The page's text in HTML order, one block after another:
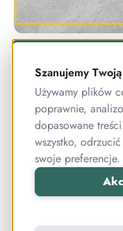
Publigo
Obsługa
Publigo jest już
platforma
sprzedażowy!
NOWOŚCI
Szanujemy
Używamy plików
poprawnie,
dopasowane
wszystko,
swoje preferencje.